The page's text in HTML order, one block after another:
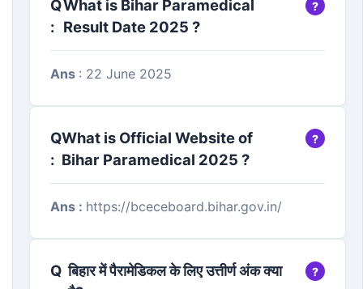
Q
:
What is Bihar Paramedical
Result Date 2025 ?
Ans : 22 June 2025
Q
:
What is Official Website of
Bihar Paramedical 2025 ?
Ans : https://bceceboard.bihar.gov.in/
Q बिहार में पैरामेडिकल के लिए उत्तीर्ण अंक क्या